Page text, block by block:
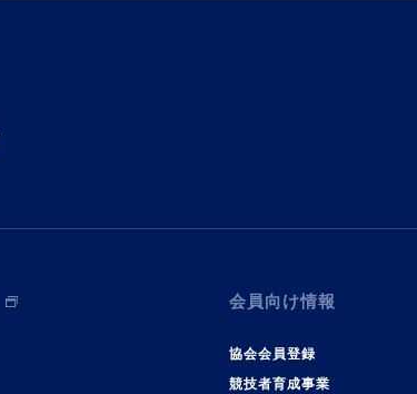
会員向け情報
協会会員登録
競技者育成事業